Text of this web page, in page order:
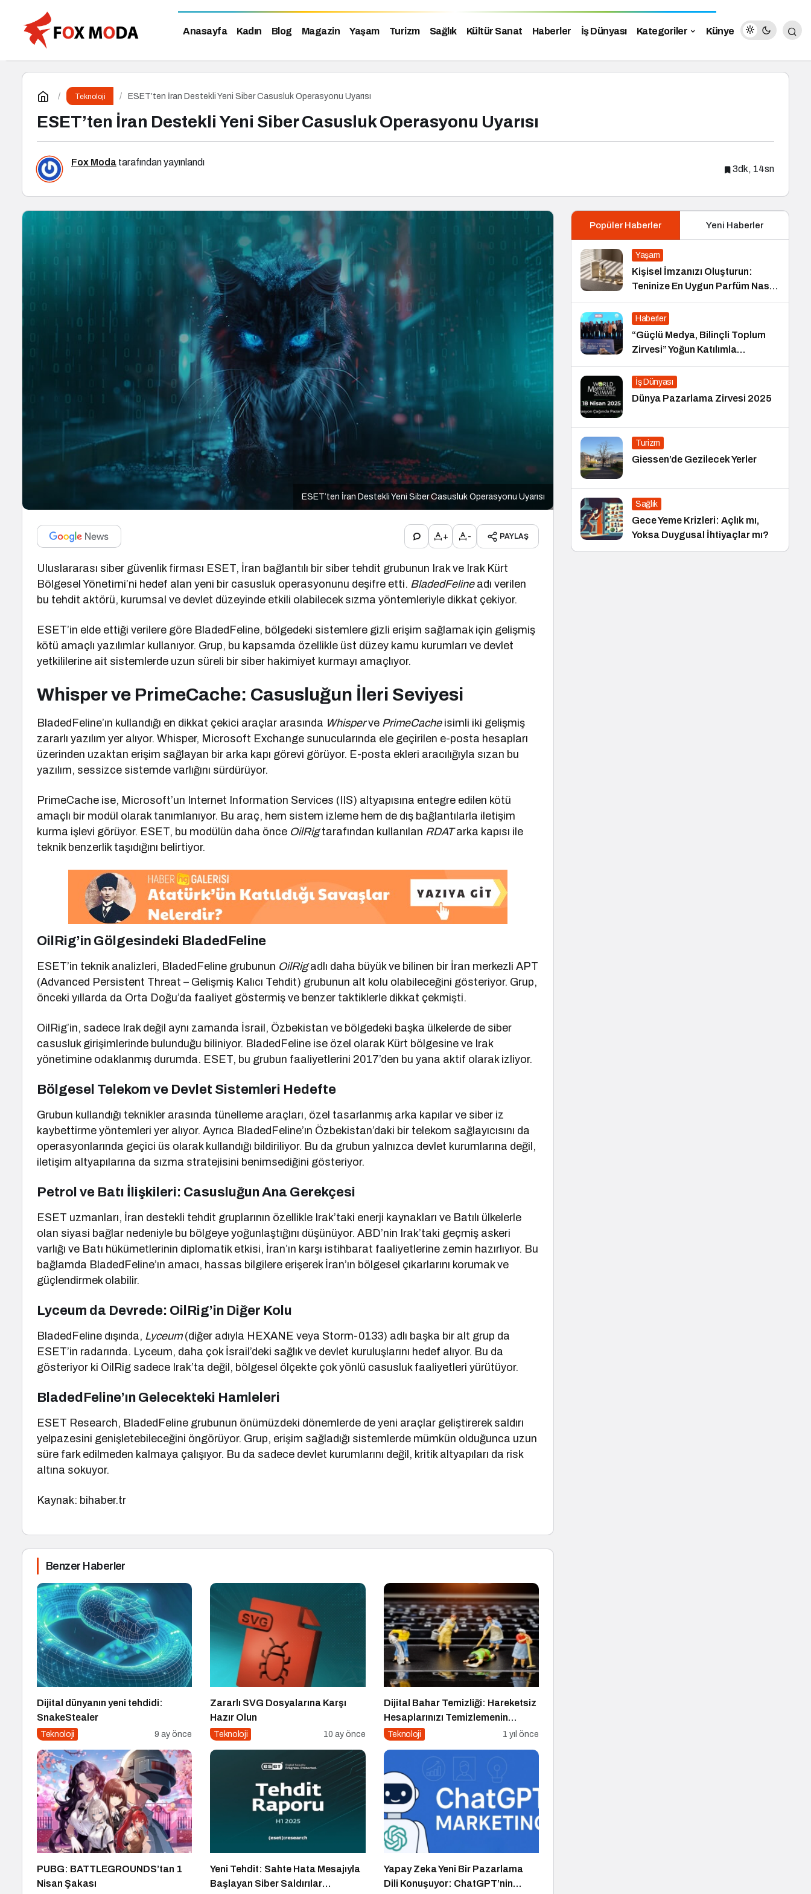
Anasayfa Kadın Blog Magazin Yaşam Turizm Sağlık Kültür Sanat Haberler İş Dünyası Kategoriler Künye
Teknoloji ESET’ten İran Destekli Yeni Siber Casusluk Operasyonu Uyarısı
ESET’ten İran Destekli Yeni Siber Casusluk Operasyonu Uyarısı
Fox Moda tarafından yayınlandı
3dk, 14sn
ESET’ten İran Destekli Yeni Siber Casusluk Operasyonu Uyarısı
+ - PAYLAŞ
Uluslararası siber güvenlik firması ESET, İran bağlantılı bir siber tehdit grubunun Irak ve Irak Kürt
Bölgesel Yönetimi’ni hedef alan yeni bir casusluk operasyonunu deşifre etti. BladedFelineadı verilen
bu tehdit aktörü, kurumsal ve devlet düzeyinde etkili olabilecek sızma yöntemleriyle dikkat çekiyor.
ESET’in elde ettiği verilere göre BladedFeline, bölgedeki sistemlere gizli erişim sağlamak için gelişmiş
kötü amaçlı yazılımlar kullanıyor. Grup, bu kapsamda özellikle üst düzey kamu kurumları ve devlet
yetkililerine ait sistemlerde uzun süreli bir siber hakimiyet kurmayı amaçlıyor.
Whisper ve PrimeCache: Casusluğun İleri Seviyesi
BladedFeline’ın kullandığı en dikkat çekici araçlar arasında Whisperve PrimeCacheisimli iki gelişmiş
zararlı yazılım yer alıyor. Whisper, Microsoft Exchange sunucularında ele geçirilen e-posta hesapları
üzerinden uzaktan erişim sağlayan bir arka kapı görevi görüyor. E-posta ekleri aracılığıyla sızan bu
yazılım, sessizce sistemde varlığını sürdürüyor.
PrimeCache ise, Microsoft’un Internet Information Services (IIS) altyapısına entegre edilen kötü
amaçlı bir modül olarak tanımlanıyor. Bu araç, hem sistem izleme hem de dış bağlantılarla iletişim
kurma işlevi görüyor. ESET, bu modülün daha önce OilRigtarafından kullanılan RDATarka kapısı ile
teknik benzerlik taşıdığını belirtiyor.
OilRig’in Gölgesindeki BladedFeline
ESET’in teknik analizleri, BladedFeline grubunun OilRigadlı daha büyük ve bilinen bir İran merkezli APT
(Advanced Persistent Threat – Gelişmiş Kalıcı Tehdit) grubunun alt kolu olabileceğini gösteriyor. Grup,
önceki yıllarda da Orta Doğu’da faaliyet göstermiş ve benzer taktiklerle dikkat çekmişti.
OilRig’in, sadece Irak değil aynı zamanda İsrail, Özbekistan ve bölgedeki başka ülkelerde de siber
casusluk girişimlerinde bulunduğu biliniyor. BladedFeline ise özel olarak Kürt bölgesine ve Irak
yönetimine odaklanmış durumda. ESET, bu grubun faaliyetlerini 2017’den bu yana aktif olarak izliyor.
Bölgesel Telekom ve Devlet Sistemleri Hedefte
Grubun kullandığı teknikler arasında tünelleme araçları, özel tasarlanmış arka kapılar ve siber iz
kaybettirme yöntemleri yer alıyor. Ayrıca BladedFeline’ın Özbekistan’daki bir telekom sağlayıcısını da
operasyonlarında geçici üs olarak kullandığı bildiriliyor. Bu da grubun yalnızca devlet kurumlarına değil,
iletişim altyapılarına da sızma stratejisini benimsediğini gösteriyor.
Petrol ve Batı İlişkileri: Casusluğun Ana Gerekçesi
ESET uzmanları, İran destekli tehdit gruplarının özellikle Irak’taki enerji kaynakları ve Batılı ülkelerle
olan siyasi bağlar nedeniyle bu bölgeye yoğunlaştığını düşünüyor. ABD’nin Irak’taki geçmiş askeri
varlığı ve Batı hükümetlerinin diplomatik etkisi, İran’ın karşı istihbarat faaliyetlerine zemin hazırlıyor. Bu
bağlamda BladedFeline’ın amacı, hassas bilgilere erişerek İran’ın bölgesel çıkarlarını korumak ve
güçlendirmek olabilir.
Lyceum da Devrede: OilRig’in Diğer Kolu
BladedFeline dışında, Lyceum(diğer adıyla HEXANE veya Storm-0133) adlı başka bir alt grup da
ESET’in radarında. Lyceum, daha çok İsrail’deki sağlık ve devlet kuruluşlarını hedef alıyor. Bu da
gösteriyor ki OilRig sadece Irak’ta değil, bölgesel ölçekte çok yönlü casusluk faaliyetleri yürütüyor.
BladedFeline’ın Gelecekteki Hamleleri
ESET Research, BladedFeline grubunun önümüzdeki dönemlerde de yeni araçlar geliştirerek saldırı
yelpazesini genişletebileceğini öngörüyor. Grup, erişim sağladığı sistemlerde mümkün olduğunca uzun
süre fark edilmeden kalmaya çalışıyor. Bu da sadece devlet kurumlarını değil, kritik altyapıları da risk
altına sokuyor.
Kaynak: bihaber.tr
Benzer Haberler
Dijital dünyanın yeni tehdidi:
SnakeStealer
Teknoloji 9 ay önce
Zararlı SVG Dosyalarına Karşı
Hazır Olun
Teknoloji 10 ay önce
Dijital Bahar Temizliği: Hareketsiz
Hesaplarınızı Temizlemenin
Zamanı Geldi!
Teknoloji 1 yıl önce
PUBG: BATTLEGROUNDS’tan 1
Nisan Şakası
Yeni Tehdit: Sahte Hata Mesajıyla
Başlayan Siber Saldırılar
Yapay Zeka Yeni Bir Pazarlama
Dili Konuşuyor: ChatGPT’nin
Popüler Haberler Yeni Haberler
Yaşam
Kişisel İmzanızı Oluşturun:
Teninize En Uygun Parfüm Nasıl
Seçilir?
Haberler
“Güçlü Medya, Bilinçli Toplum
Zirvesi” Yoğun Katılımla
Gerçekleşti
İş Dünyası
Dünya Pazarlama Zirvesi 2025
Turizm
Giessen’de Gezilecek Yerler
Sağlık
Gece Yeme Krizleri: Açlık mı,
Yoksa Duygusal İhtiyaçlar mı?